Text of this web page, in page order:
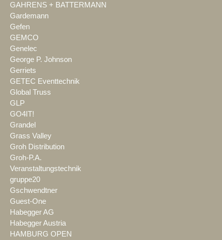
GAHRENS + BATTERMANN
Gardemann
Gefen
GEMCO
Genelec
George P. Johnson
Gerriets
GETEC Eventtechnik
Global Truss
GLP
GO4IT!
Grandel
Grass Valley
Groh Distribution
Groh-P.A.
Veranstaltungstechnik
gruppe20
Gschwendtner
Guest-One
Habegger AG
Habegger Austria
HAMBURG OPEN